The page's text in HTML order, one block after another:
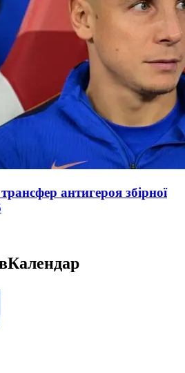
антигероя збірної
Календар